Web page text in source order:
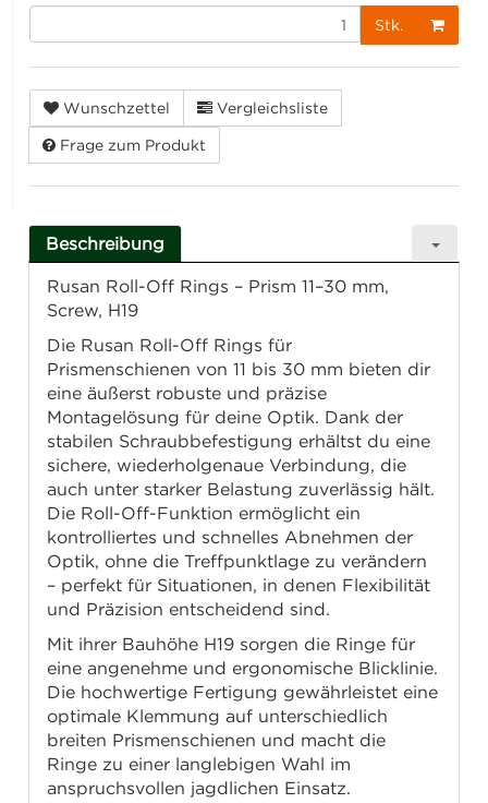
Stk.
Wunschzettel Vergleichsliste
Frage zum Produkt
Beschreibung
Rusan Roll-Off Rings – Prism 11–30 mm,
Screw, H19
Die Rusan Roll-Off Rings für
Prismenschienen von 11 bis 30 mm bieten dir
eine äußerst robuste und präzise
Montagelösung für deine Optik. Dank der
stabilen Schraubbefestigung erhältst du eine
sichere, wiederholgenaue Verbindung, die
auch unter starker Belastung zuverlässig hält.
Die Roll-Off-Funktion ermöglicht ein
kontrolliertes und schnelles Abnehmen der
Optik, ohne die Treffpunktlage zu verändern
– perfekt für Situationen, in denen Flexibilität
und Präzision entscheidend sind.
Mit ihrer Bauhöhe H19 sorgen die Ringe für
eine angenehme und ergonomische Blicklinie.
Die hochwertige Fertigung gewährleistet eine
optimale Klemmung auf unterschiedlich
breiten Prismenschienen und macht die
Ringe zu einer langlebigen Wahl im
anspruchsvollen jagdlichen Einsatz.